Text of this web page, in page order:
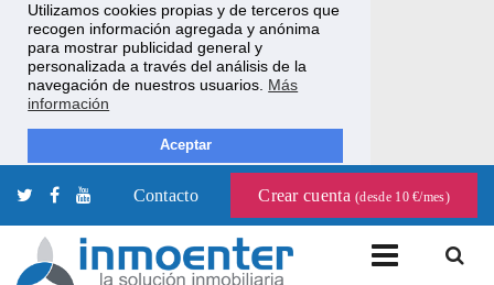
Utilizamos cookies propias y de terceros que
recogen información agregada y anónima
para mostrar publicidad general y
personalizada a través del análisis de la
navegación de nuestros usuarios. Más
información
Aceptar
Contacto Crear cuenta(desde 10 €/mes)